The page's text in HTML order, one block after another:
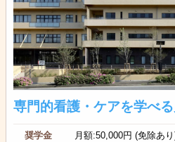
専門的看護・ケアを学べ
奨学金 月額:50,000円 (免除あ